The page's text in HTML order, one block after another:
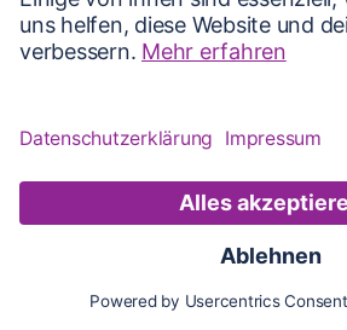
Karte Updates
Karte